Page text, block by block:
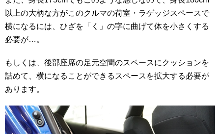
以上の大柄な方がこのクルマの荷室・ラゲッジスペースで
横になるには、ひざを「く」の字に曲げて体を小さくする
必要が…。
もしくは、後部座席の足元空間のスペースにクッションを
詰めて、横になることができるスペースを拡大する必要が
あります。